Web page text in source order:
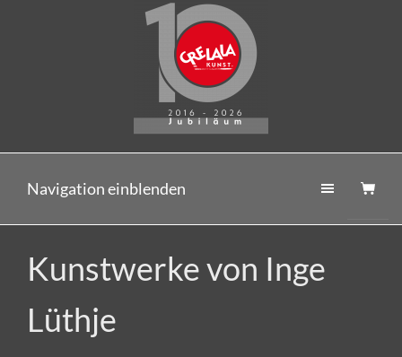
Navigation einblenden
Kunstwerke von Inge
Lüthje